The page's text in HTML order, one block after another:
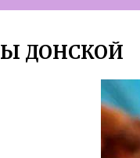
ДОНСКОЙ